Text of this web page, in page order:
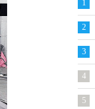
1
2
3
4
5